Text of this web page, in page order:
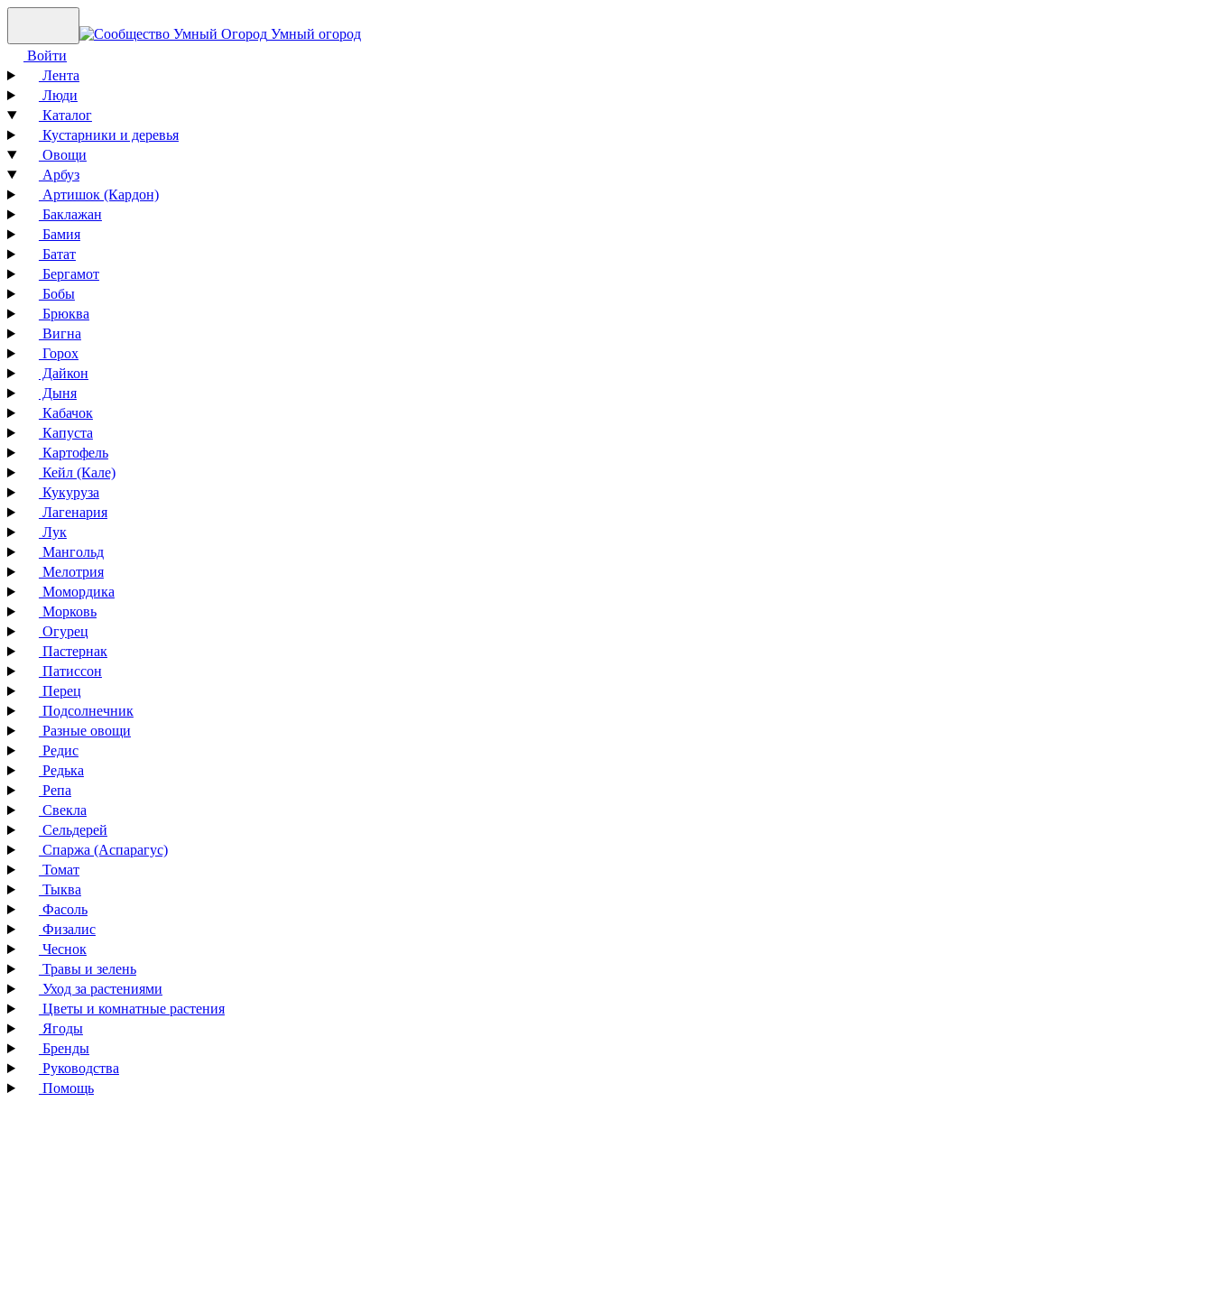
Умный огород
Войти
Лента
Люди
Каталог
Кустарники и деревья
Овощи
Арбуз
Артишок (Кардон)
Баклажан
Бамия
Батат
Бергамот
Бобы
Брюква
Вигна
Горох
Дайкон
Дыня
Кабачок
Капуста
Картофель
Кейл (Кале)
Кукуруза
Лагенария
Лук
Мангольд
Мелотрия
Момордика
Морковь
Огурец
Пастернак
Патиссон
Перец
Подсолнечник
Разные овощи
Редис
Редька
Репа
Свекла
Сельдерей
Спаржа (Аспарагус)
Томат
Тыква
Фасоль
Физалис
Чеснок
Травы и зелень
Уход за растениями
Цветы и комнатные растения
Ягоды
Бренды
Руководства
Помощь